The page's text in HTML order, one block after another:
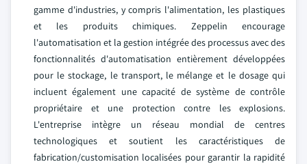
gamme d'industries, y compris l'alimentation, les plastiques
et les produits chimiques. Zeppelin encourage
l'automatisation et la gestion intégrée des processus avec des
fonctionnalités d'automatisation entièrement développées
pour le stockage, le transport, le mélange et le dosage qui
incluent également une capacité de système de contrôle
propriétaire et une protection contre les explosions.
L'entreprise intègre un réseau mondial de centres
technologiques et soutient les caractéristiques de
fabrication/customisation localisées pour garantir la rapidité